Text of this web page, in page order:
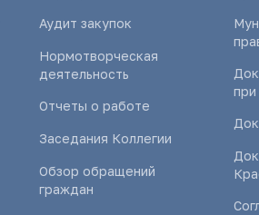
Аудит закупок
Нормотворческая
деятельность
Отчеты о работе
Заседания Коллегии
Обзор обращений
граждан